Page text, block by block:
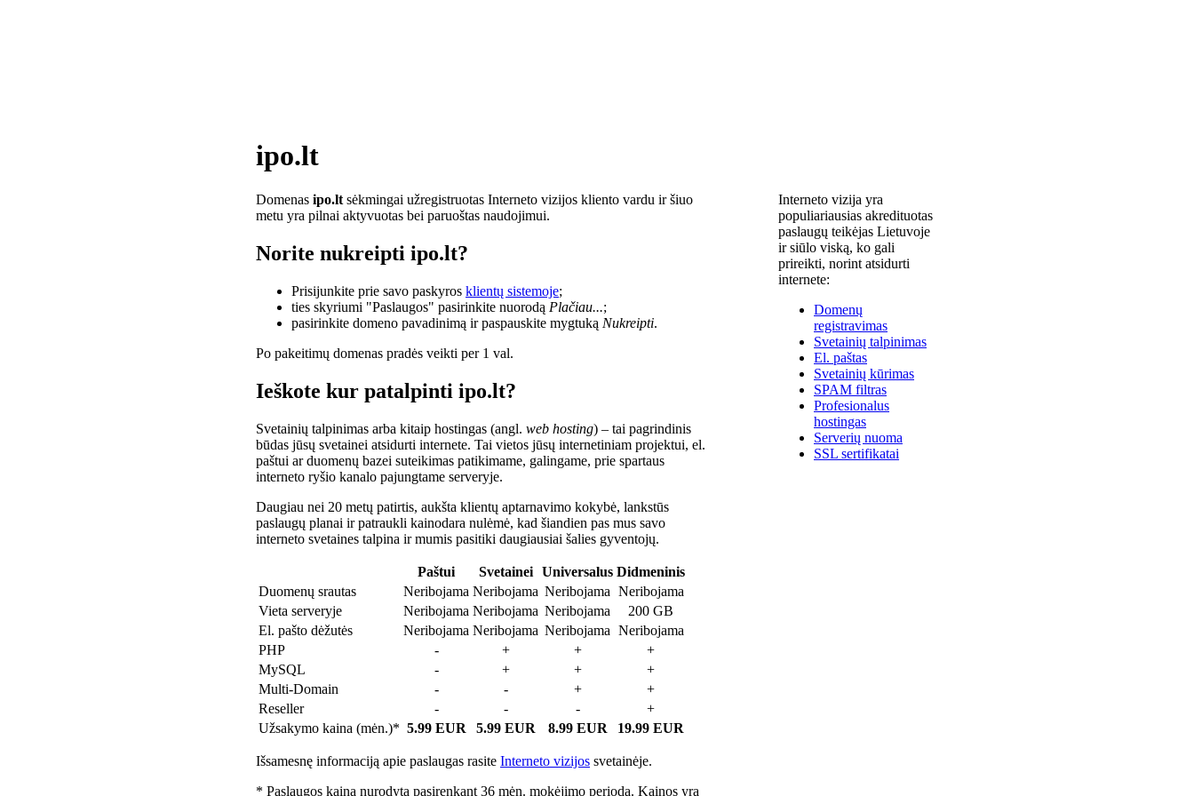
ipo.lt
Domenas ipo.lt sėkmingai užregistruotas Interneto vizijos kliento vardu ir šiuo
metu yra pilnai aktyvuotas bei paruoštas naudojimui.
Norite nukreipti ipo.lt?
Prisijunkite prie savo paskyros klientų sistemoje;
ties skyriumi "Paslaugos" pasirinkite nuorodą Plačiau...;
pasirinkite domeno pavadinimą ir paspauskite mygtuką Nukreipti.
Po pakeitimų domenas pradės veikti per 1 val.
Ieškote kur patalpinti ipo.lt?
Svetainių talpinimas arba kitaip hostingas (angl. web hosting) – tai pagrindinis
būdas jūsų svetainei atsidurti internete. Tai vietos jūsų internetiniam projektui, el.
paštui ar duomenų bazei suteikimas patikimame, galingame, prie spartaus
interneto ryšio kanalo pajungtame serveryje.
Daugiau nei 20 metų patirtis, aukšta klientų aptarnavimo kokybė, lankstūs
paslaugų planai ir patraukli kainodara nulėmė, kad šiandien pas mus savo
interneto svetaines talpina ir mumis pasitiki daugiausiai šalies gyventojų.
Paštui Svetainei Universalus Didmeninis
Duomenų srautas
Neribojama Neribojama Neribojama Neribojama
Vieta serveryje
Neribojama Neribojama Neribojama
200 GB
El. pašto dėžutės
Neribojama Neribojama Neribojama Neribojama
PHP
- + +
+
MySQL
- + +
+
Multi-Domain
- - +
+
Reseller
- - -
+
Užsakymo kaina (mėn.)* 5.99 EUR 5.99 EUR 8.99 EUR 19.99 EUR
Išsamesnę informaciją apie paslaugas rasite Interneto vizijos svetainėje.
* Paslaugos kaina nurodyta pasirenkant 36 mėn. mokėjimo periodą. Kainos yra
Interneto vizija yra
populiariausias akredituotas
paslaugų teikėjas Lietuvoje
ir siūlo viską, ko gali
prireikti, norint atsidurti
internete:
Domenų
registravimas
Svetainių talpinimas
El. paštas
Svetainių kūrimas
SPAM filtras
Profesionalus
hostingas
Serverių nuoma
SSL sertifikatai